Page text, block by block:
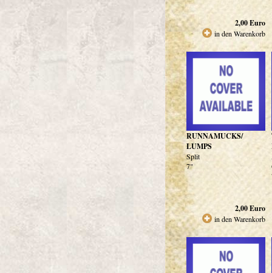
2,00Euro
in den Warenkorb
RUNNAMUCKS/
LUMPS
Split
7"
2,00Euro
in den Warenkorb